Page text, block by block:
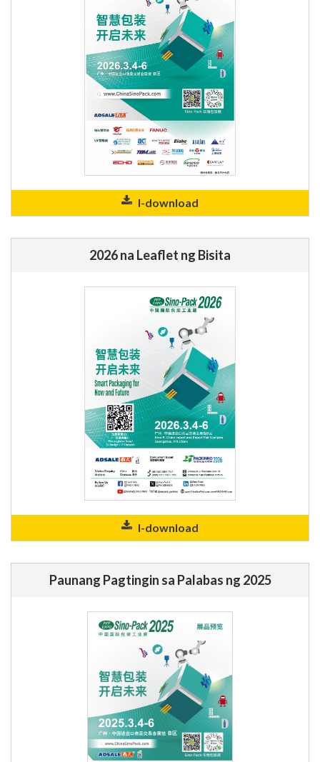
I-download
2026 na Leaflet ng Bisita
I-download
Paunang Pagtingin sa Palabas ng 2025